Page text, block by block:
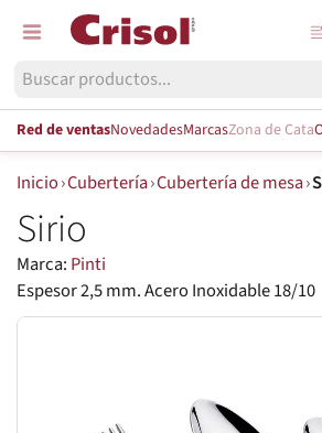
Red de ventasNovedadesMarcasZona de Cata
Inicio›Cubertería›Cubertería de mesa›
Sirio
Marca: Pinti
Espesor 2,5 mm. Acero Inoxidable 18/10